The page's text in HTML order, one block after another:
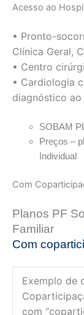
Acesso ao
• Pronto-
Clínica Geral,
• Centro
• Cardiologia
diagnóstico
SOBAM
Preços –
Individual
Com
Planos PF
Familiar
Com
Exemplo de
com